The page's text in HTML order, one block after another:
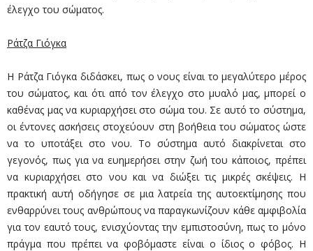
έλεγχο του σώματος.
Ράτζα Γιόγκα
Η Ράτζα Γιόγκα διδάσκει, πως ο νους είναι το μεγαλύτερο μέρος
του σώματος, και ότι από τον έλεγχο στο μυαλό μας, μπορεί ο
καθένας μας να κυριαρχήσει στο σώμα του. Σε αυτό το σύστημα,
οι έντονες ασκήσεις στοχεύουν στη βοήθεια του σώματος ώστε
να το υποτάξει στο νου. Το σύστημα αυτό διακρίνεται στο
γεγονός, πως για να ευημερήσει στην ζωή του κάποιος, πρέπει
να κυριαρχήσει στο νου και να διώξει τις μικρές σκέψεις. Η
πρακτική αυτή οδήγησε σε μια λατρεία της αυτοεκτίμησης που
ενθαρρύνει τους ανθρώπους να παραγκωνίζουν κάθε αμφιβολία
για τον εαυτό τους, ενισχύοντας την εμπιστοσύνη, πως το μόνο
πράγμα που πρέπει να φοβόμαστε είναι ο ίδιος ο φόβος. Η